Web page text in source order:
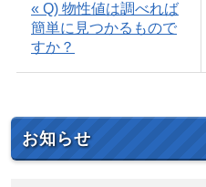
« Q) 物性値は調べれば
簡単に見つかるもので
すか？
お知らせ